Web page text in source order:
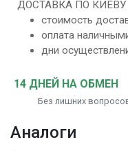
ДОСТАВКА ПО КИЕВУ
стоимость
оплата
дни
14 ДНЕЙ НА ОБМЕН
Без лишних
Аналоги